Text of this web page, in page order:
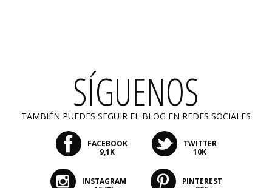
SÍGUENOS
TAMBIÉN PUEDES SEGUIR EL BLOG EN REDES SOCIALES
FACEBOOK
9,1K
TWITTER
10K
INSTAGRAM
PINTEREST